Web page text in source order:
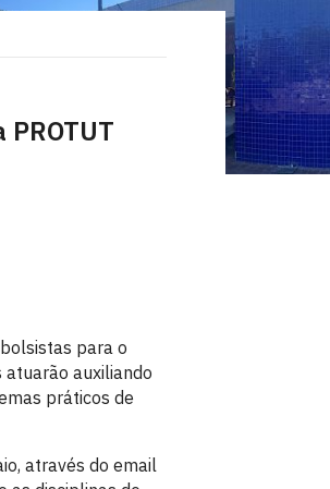
para o
atuarão auxiliando
práticos de
através do email